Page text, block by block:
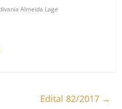
Almeida Lage
Edital 82/2017 →